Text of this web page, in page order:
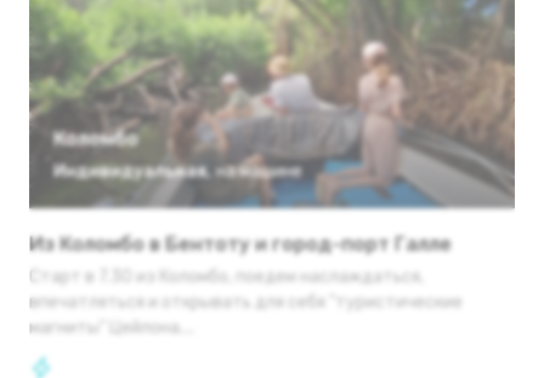
Коломбо
Индивидуальная, на машине
Из Коломбо в Бентоту и город-порт Галле
Старт в 7.30 из Коломбо, поедем наслаждаться,
впечатляться и открывать для себя "туристические
магниты" Цейлона....